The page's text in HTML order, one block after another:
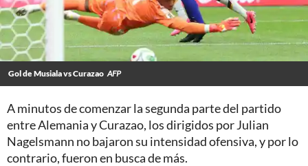
Gol de Musiala vs Curazao AFP
A minutos de comenzar la segunda parte del partido
entre Alemania y Curazao, los dirigidos por Julian
Nagelsmann no bajaron su intensidad ofensiva, y por lo
contrario, fueron en busca de más.